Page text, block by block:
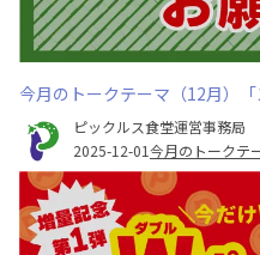
今月のトークテーマ（12月）
ピックルス食堂運営事務局
2025-12-01今月のトークテ